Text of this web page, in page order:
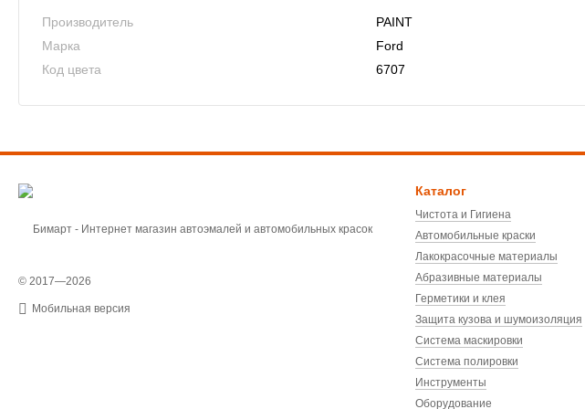
Производитель
PAINT
Марка
Ford
Код цвета
6707
© 2017—2026
Мобильная версия
Каталог
Чистота и Гигиена
Автомобильные краски
Лакокрасочные материалы
Абразивные материалы
Герметики и клея
Защита кузова и шумоизоляция
Система маскировки
Система полировки
Инструменты
Оборудование